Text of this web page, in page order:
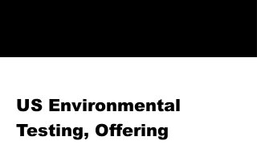
US Environmental
Testing, Offering